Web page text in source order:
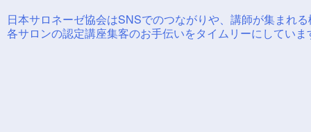
日本サロネーゼ協会はSNSでのつながりや、講師が集まれ
各サロンの認定講座集客のお手伝いをタイムリーにしてい